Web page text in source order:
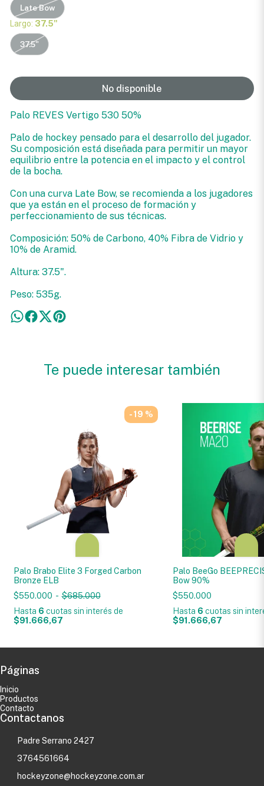
Late Bow
Largo: 37.5"
37.5"
No disponible
Palo REVES Vertigo 530 50%
Palo de hockey pensado para el desarrollo del jugador.
Su composición está diseñada para permitir un mayor
equilibrio entre la potencia en el impacto y el control
de la bocha.
Con una curva Late Bow, se recomienda a los jugadores
que ya están en el proceso de formación y
perfeccionamiento de sus técnicas.
Composición: 50% de Carbono, 40% Fibra de Vidrio y
10% de Aramid.
Altura: 37.5".
Peso: 535g.
Te puede interesar también
- 19 %
Palo Brabo Elite 3 Forged Carbon
Bronze ELB
$550.000 - $685.000
Hasta 6 cuotas sin interés de
$91.666,67
Palo BeeGo
Bow 90%
$550.000
Hasta 6 cuotas sin
$91.666,67
Páginas
Inicio
Productos
Contacto
Contactanos
Padre Serrano 2427
3764561664
hockeyzone@hockeyzone.com.ar